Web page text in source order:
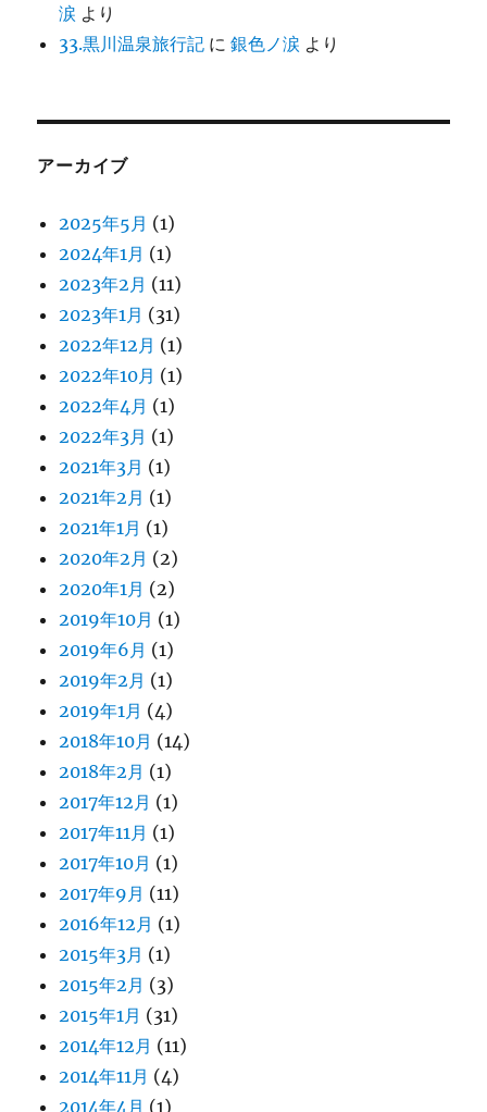
涙 より
33.黒川温泉旅行記 に銀色ノ涙 より
アーカイブ
2025年5月 (1)
2024年1月 (1)
2023年2月 (11)
2023年1月 (31)
2022年12月 (1)
2022年10月 (1)
2022年4月 (1)
2022年3月 (1)
2021年3月 (1)
2021年2月 (1)
2021年1月 (1)
2020年2月 (2)
2020年1月 (2)
2019年10月 (1)
2019年6月 (1)
2019年2月 (1)
2019年1月 (4)
2018年10月 (14)
2018年2月 (1)
2017年12月 (1)
2017年11月 (1)
2017年10月 (1)
2017年9月 (11)
2016年12月 (1)
2015年3月 (1)
2015年2月 (3)
2015年1月 (31)
2014年12月 (11)
2014年11月 (4)
2014年4月 (1)